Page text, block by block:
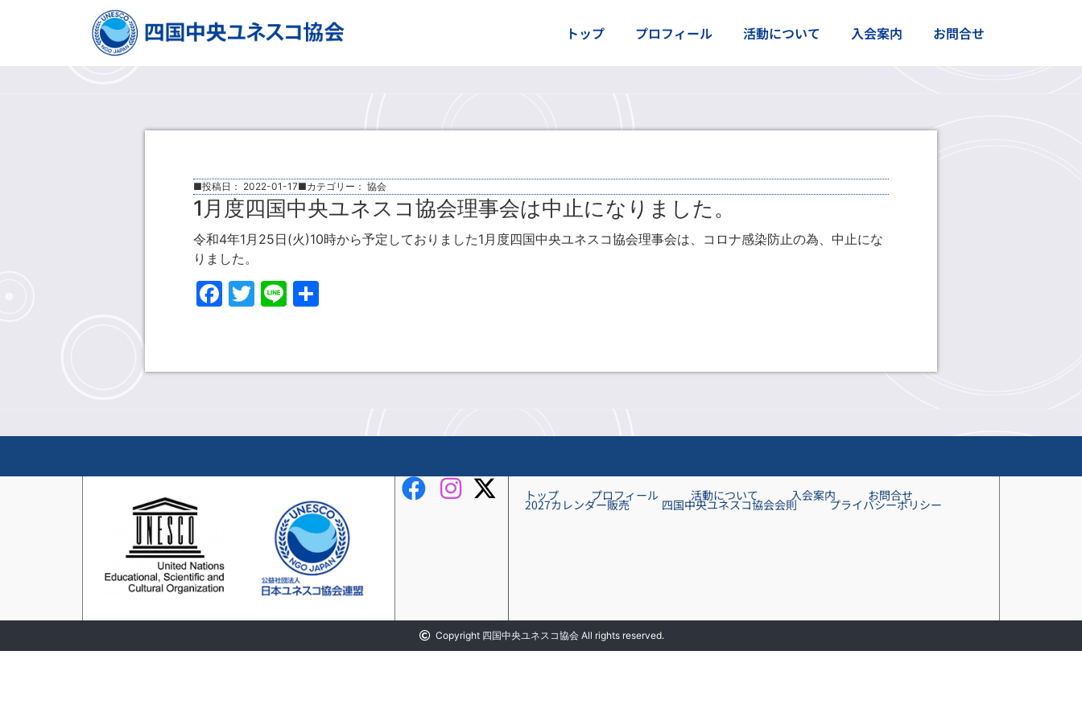
トップ プロフィール 活動について 入会案内 お問合せ
■投稿日： 2022-01-17■カテゴリー： 協会
1月度四国中央ユネスコ協会理事会は中止になりました。
令和4年1月25日(火)10時から予定しておりました1月度四国中央ユネスコ協会理事会は、コロナ感染防止の為、中止にな
りました。
Facebook
Twitter
Line
トップ プロフィール 活動について 入会案内 お問合せ
2027カレンダー販売 四国中央ユネスコ協会会則 プライバシーポリシー
Copyright 四国中央ユネスコ協会 All rights reserved.